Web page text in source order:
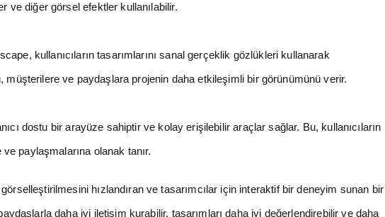
ve diğer görsel efektler kullanılabilir.
kullanıcıların tasarımlarını sanal gerçeklik gözlükleri kullanarak
müşterilere ve paydaşlara projenin daha etkileşimli bir görünümünü verir.
dostu bir arayüze sahiptir ve kolay erişilebilir araçlar sağlar. Bu, kullanıcıların
paylaşmalarına olanak tanır.
hızlandıran ve tasarımcılar için interaktif bir deneyim sunan bir
daha iyi iletişim kurabilir, tasarımları daha iyi değerlendirebilir ve daha